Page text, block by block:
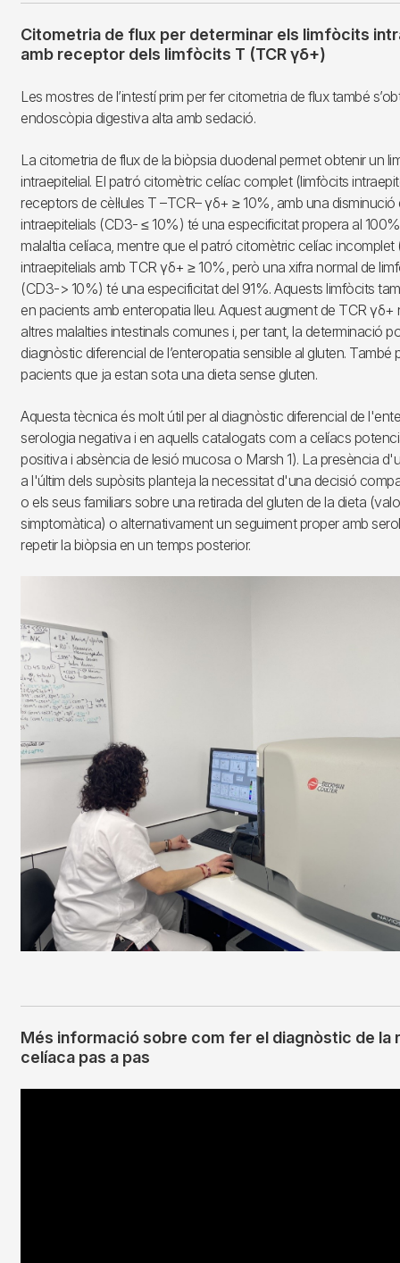
Citometria de flux per determinar els limfòcits
amb receptor dels limfòcits T (TCR γδ+)
Les mostres de l’intestí prim per fer citometria de flux també
endoscòpia digestiva alta amb sedació.
La citometria de flux de la biòpsia duodenal permet obtenir un
intraepitelial. El patró citomètric celíac complet (limfòcits
receptors de cèl·lules T –TCR– γδ+ ≥ 10%, amb una
intraepitelials (CD3- ≤ 10%) té una especificitat propera al
malaltia celíaca, mentre que el patró citomètric celíac incomplet
intraepitelials amb TCR γδ+ ≥ 10%, però una xifra normal de
(CD3-> 10%) té una especificitat del 91%. Aquests limfòcits
en pacients amb enteropatia lleu. Aquest augment de TCR γδ+
altres malalties intestinals comunes i, per tant, la determinació
diagnòstic diferencial de l’enteropatia sensible al gluten. També
pacients que ja estan sota una dieta sense gluten.
Aquesta tècnica és molt útil per al diagnòstic diferencial de
serologia negativa i en aquells catalogats com a celíacs
positiva i absència de lesió mucosa o Marsh 1). La presència
a l'últim dels supòsits planteja la necessitat d'una decisió
o els seus familiars sobre una retirada del gluten de la dieta
simptomàtica) o alternativament un seguiment proper amb
repetir la biòpsia en un temps posterior.
Més informació sobre com fer el diagnòstic de la
celíaca pas a pas